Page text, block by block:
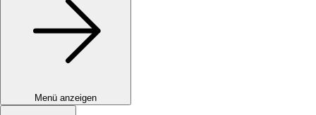
Menü anzeigen